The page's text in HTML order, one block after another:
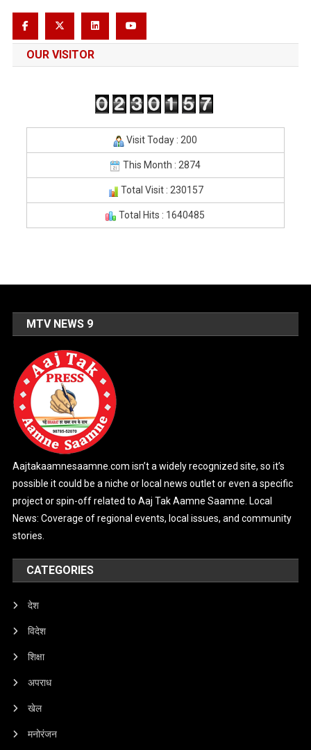
OUR VISITOR
Visit Today : 200
This Month : 2874
Total Visit : 230157
Total Hits : 1640485
MTV NEWS 9
Aajtakaamnesaamne.com isn’t a widely recognized site, so it’s
possible it could be a niche or local news outlet or even a specific
project or spin-off related to Aaj Tak Aamne Saamne. Local
News: Coverage of regional events, local issues, and community
stories.
CATEGORIES
देश
विदेश
शिक्षा
अपराध
खेल
मनोरंजन